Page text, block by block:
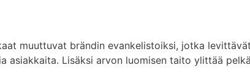
muuttuvat brändin evankelistoiksi, jotka
asiakkaita. Lisäksi arvon luomisen taito ylittää